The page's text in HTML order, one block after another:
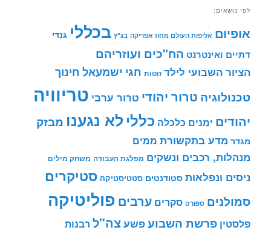
לפי נושאים:
אופיום אליפות העולם מחוז אפריקה בג"ץ בכללי גנדי
דתיים ואינטרנט הח"כים ועוזריהם
הציור השבועי לילד זוטות חגי ישמעאל חינוך
טכנולוגיה טרור יהודי טרור ערבי טריוויה
יהודים ימנים כלכלה כללי לא נגענו מבזק
מגדר מדע בתקשורת ממים
מנהלות, רכבים ונשקים מפלגת העבודה משחק מילים
ניסים ונפלאות סטודנטים סטטיסטיקה סטיקרים
סמולנים ספורט סקרים ערבים פוליטיקה
פלסטין פרשת השבועפשעצה"ל רבנות